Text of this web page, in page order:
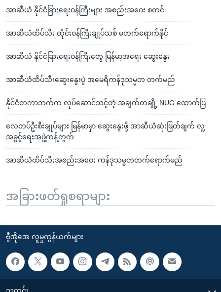
အာဆီယံ နိုင်ငံခြားရေးဝန်ကြီးများ အစည်းအဝေး စတင်
အာဆီယံထိပ်သီး ထိုင်းဝန်ကြီးချုပ်သစ် မတက်ရောက်နိုင်
အာဆီယံ နိုင်ငံခြားရေးဝန်ကြီးတွေ မြန်မာ့အရေး ဆွေးနွေး
အာဆီယံထိပ်သီးဆွေးနွေးပွဲ အမေရိကန်ဒုသမ္မတ တက်မည်
နိုင်ငံတကာဘက်က လုပ်ဆောင်သင့်တဲ့ အချက်တချို့ NUG ထောက်ပြ
လေတပ်ဦးစီးချုပ်များ မြန်မာမှာ ဆွေးနွေးဖို့ အာဆီယံဆုံးဖြတ်ချက် လူ့
အခွင့်ရေးအဖွဲ့ကန့်ကွက်
အာဆီယံထိပ်သီးအစည်းအဝေး ကန်ဒုသမ္မတတက်ရောက်မည်
အခြားဖတ်ရှုစရာများ
ဗွီအိုအေ လူမှုကွန်ယက်များ